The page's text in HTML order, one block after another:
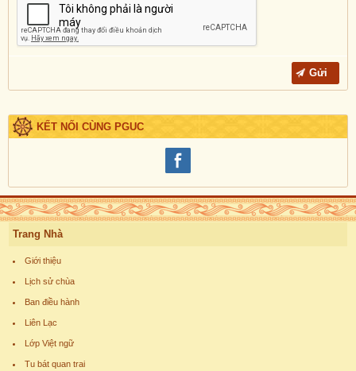
KẾT NỐI CÙNG PGUC
Trang Nhà
Giới thiệu
Lịch sử chùa
Ban điều hành
Liên Lạc
Lớp Việt ngữ
Tu bát quan trai